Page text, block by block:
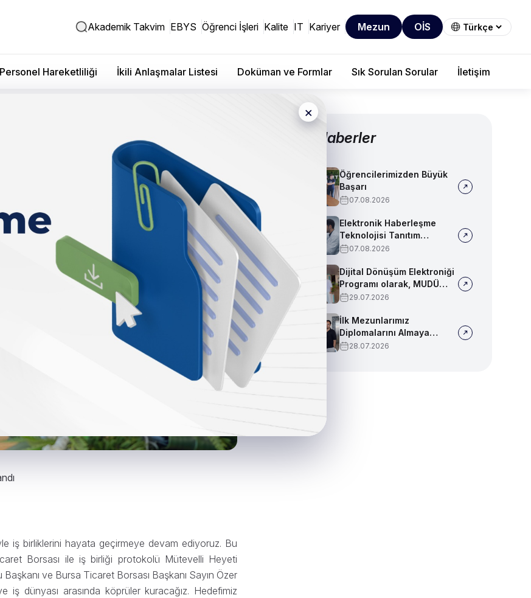
Akademik Takvim EBYS Öğrenci İşleri Kalite IT Kariyer Mezun OİS
Personel Hareketliliği İkili Anlaşmalar Listesi Doküman ve Formlar Sık Sorulan Sorular İletişim
×
Borsası ile
iş birliklerini hayata geçirmeye devam ediyoruz. Bu
Borsası ile iş birliği protokolü Mütevelli Heyeti
ve Bursa Ticaret Borsası Başkanı Sayın Özer
dünyası arasında köprüler kuracağız. Hedefimiz
Diğer Haberler
Öğrencilerimizden Büyük
Başarı
07.08.2026
Elektronik Haberleşme
Teknolojisi Tanıtım
Videosu
07.08.2026
Dijital Dönüşüm Elektroniği
Programı olarak, MUDÜ
Tercih Tanıtım Günleri'nde
29.07.2026
İlk Mezunlarımız
Diplomalarını Almaya
Başladı
28.07.2026